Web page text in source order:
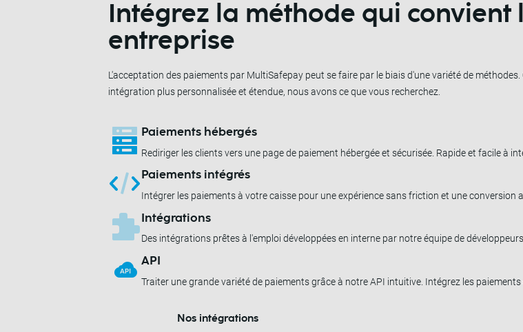
Intégrez la méthode qui convient
entreprise
L'acceptation des paiements par MultiSafepay peut se faire par le biais d'une variété de
intégration plus personnalisée et étendue, nous avons ce que vous recherchez.
Paiements hébergés
Rediriger les clients vers une page de paiement hébergée et sécurisée. Rapide et facile à
Paiements intégrés
Intégrer les paiements à votre caisse pour une expérience sans friction et une conversion
Intégrations
Des intégrations prêtes à l'emploi développées en interne par notre équipe de
API
Traiter une grande variété de paiements grâce à notre API intuitive. Intégrez les
Nos intégrations